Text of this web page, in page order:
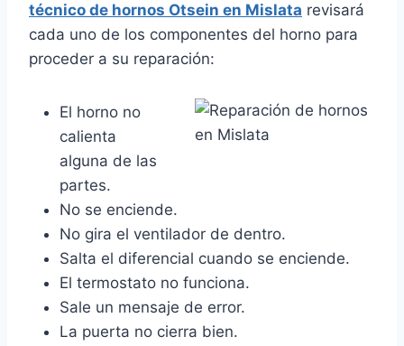
técnico de hornos Otsein en Mislata revisará
cada uno de los componentes del horno para
proceder a su reparación:
El horno no
calienta
alguna de las
partes.
No se enciende.
No gira el ventilador de dentro.
Salta el diferencial cuando se enciende.
El termostato no funciona.
Sale un mensaje de error.
La puerta no cierra bien.